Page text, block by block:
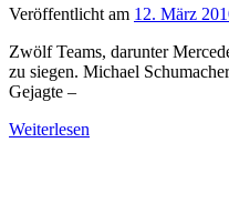
Veröffentlicht am 12. März
Zwölf Teams, darunter
zu siegen. Michael
Gejagte –
Weiterlesen